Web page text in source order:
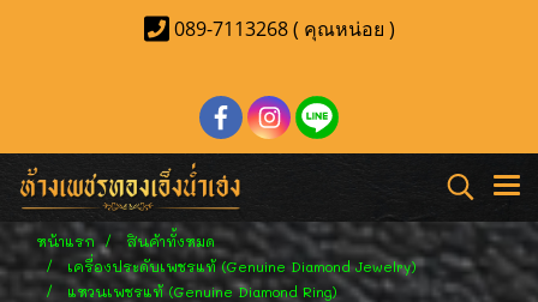
089-7113268 ( คุณหน่อย )
หน้าแรก
สินค้าทั้งหมด
เครื่องประดับเพชรแท้ (Genuine Diamond Jewelry)
แหวนเพชรแท้ (Genuine Diamond Ring)